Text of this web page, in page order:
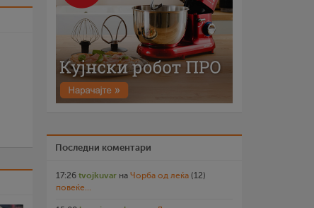
Последни коментари
17:26 tvojkuvar на Чорба од леќа (12)
повеќе...